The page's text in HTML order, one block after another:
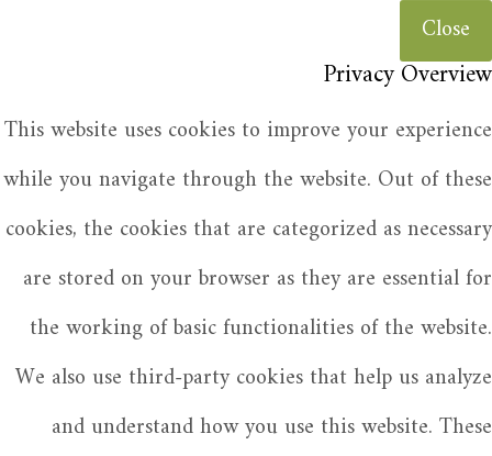
Close
Privacy Overview
This website uses cookies to improve your experience
while you navigate through the website. Out of these
cookies, the cookies that are categorized as necessary
are stored on your browser as they are essential for
the working of basic functionalities of the website.
We also use third-party cookies that help us analyze
and understand how you use this website. These